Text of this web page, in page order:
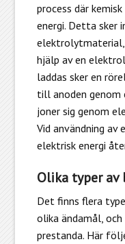
process där
energi. Detta sker
elektrolytmaterial,
hjälp av en
laddas sker en
till anoden genom
joner sig genom
Vid användning av
elektrisk energi
Olika typer
Det finns flera
olika ändamål,
prestanda. Här